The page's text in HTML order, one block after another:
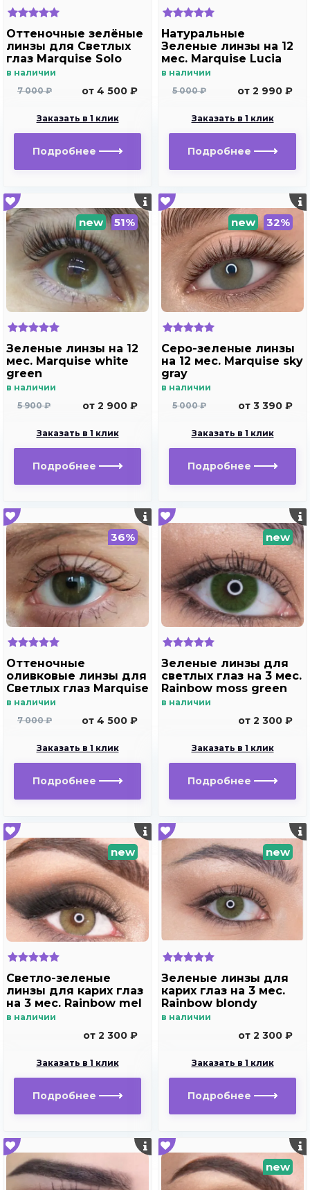
Оттеночные зелёные
линзы для Светлых
глаз Marquise Solo
green( зеленые ) /
в наличии
7 000 ₽
от 4 500 ₽
Заказать в 1 клик
Подробнее
Натуральные
Зеленые линзы на 12
мес. Marquise Lucia
Buzios
в наличии
5 000 ₽
от 2 990 ₽
Заказать в 1 клик
Подробнее
new 51%
Зеленые линзы на 12
мес. Marquise white
green
в наличии
5 900 ₽
от 2 900 ₽
Заказать в 1 клик
Подробнее
new 32%
Серо-зеленые линзы
на 12 мес. Marquise sky
gray
в наличии
5 000 ₽
от 3 390 ₽
Заказать в 1 клик
Подробнее
36%
Оттеночные
оливковые линзы для
Светлых глаз Marquise
Solo Olive
в наличии
7 000 ₽
от 4 500 ₽
Заказать в 1 клик
Подробнее
new
Зеленые линзы для
светлых глаз на 3 мес.
Rainbow moss green
в наличии
от 2 300 ₽
Заказать в 1 клик
Подробнее
new
Светло-зеленые
линзы для карих глаз
на 3 мес. Rainbow mel
в наличии
от 2 300 ₽
Заказать в 1 клик
Подробнее
new
Зеленые линзы для
карих глаз на 3 мес.
Rainbow blondy
в наличии
от 2 300 ₽
Заказать в 1 клик
Подробнее
new